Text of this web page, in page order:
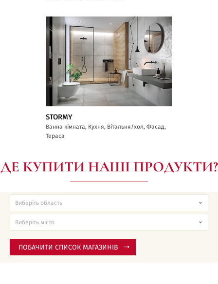
STORMY
Ванна кімната, Кухня, Вітальня/хол, Фасад,
Тераса
ДЕ КУПИТИ НАШІ ПРОДУКТИ?
ПОБАЧИТИ СПИСОК МАГАЗИНІВ